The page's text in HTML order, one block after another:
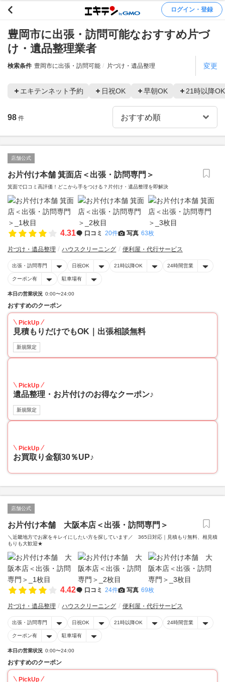
ログイン・登録
豊岡市に出張・訪問可能なおすすめ片づ
け・遺品整理業者
検索条件 豊岡市に出張・訪問可能 片づけ・遺品整理 変更
エキテンネット予約 日祝OK 早朝OK 21時以降OK
98 件
店舗公式
お片付け本舗 箕面店＜出張・訪問専門＞
箕面で口コミ高評価！どこから手をつける？片付け・遺品整理を即解決
4.31 口コミ 20件 写真 63枚
片づけ・遺品整理 ハウスクリーニング 便利屋・代行サービス
出張・訪問専門 日祝OK 21時以降OK 24時間営業
クーポン有 駐車場有
本日の営業状況 0:00〜24:00
おすすめのクーポン
PickUp
見積もりだけでもOK｜出張相談無料
新規限定
PickUp
遺品整理・お片付けのお得なクーポン♪
新規限定
PickUp
お買取り金額30％UP♪
店舗公式
お片付け本舗 大阪本店＜出張・訪問専門＞
＼近畿地方でお家をキレイにしたい方を探しています／ 365日対応｜見積もり無料、相見積
もりも大歓迎★
4.42 口コミ 24件 写真 69枚
片づけ・遺品整理 ハウスクリーニング 便利屋・代行サービス
出張・訪問専門 日祝OK 21時以降OK 24時間営業
クーポン有 駐車場有
本日の営業状況 0:00〜24:00
おすすめのクーポン
PickUp